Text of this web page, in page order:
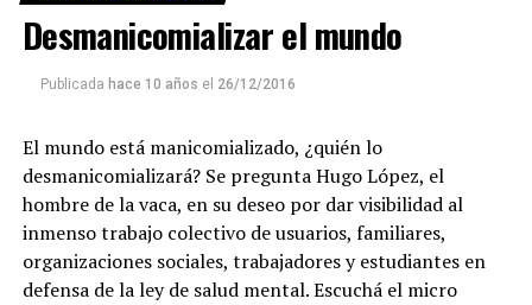
Desmanicomializar el mundo
Publicada hace 10 años el 26/12/2016
El mundo está manicomializado, ¿quién lo
desmanicomializará? Se pregunta Hugo López, el
hombre de la vaca, en su deseo por dar visibilidad al
inmenso trabajo colectivo de usuarios, familiares,
organizaciones sociales, trabajadores y estudiantes en
defensa de la ley de salud mental. Escuchá el micro